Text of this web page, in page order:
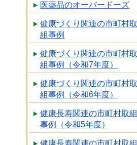
医薬品のオーバードーズ
健康づくり関連の市町村取
組事例
健康づくり関連の市町村取
組事例（令和7年度）
健康づくり関連の市町村取
組事例（令和6年度）
健康長寿関連の市町村取組
事例（令和5年度）
健康長寿関連の市町村取組